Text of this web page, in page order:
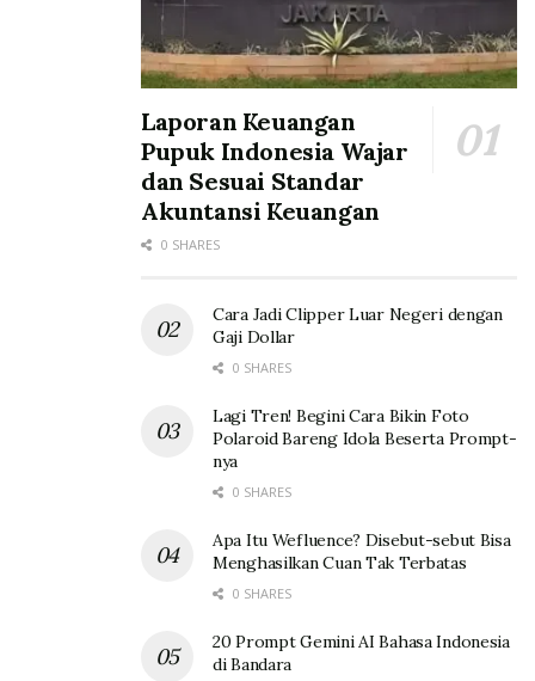
Laporan Keuangan
Pupuk Indonesia Wajar
dan Sesuai Standar
Akuntansi Keuangan
0 SHARES
Cara Jadi Clipper Luar Negeri dengan
Gaji Dollar
0 SHARES
Lagi Tren! Begini Cara Bikin Foto
Polaroid Bareng Idola Beserta Prompt-
nya
0 SHARES
Apa Itu Wefluence? Disebut-sebut Bisa
Menghasilkan Cuan Tak Terbatas
0 SHARES
20 Prompt Gemini AI Bahasa Indonesia
di Bandara